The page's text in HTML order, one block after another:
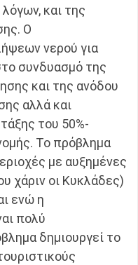
και της
Ο
νερού για
συνδυασμό της
και της ανόδου
αλλά και
του 50%-
Το πρόβλημα
με αυξημένες
χάριν οι Κυκλάδες)
ενώ η
πολύ
δημιουργεί το